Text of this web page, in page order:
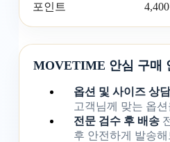
포인트
MOVETIME 안심 구매
옵션 및 사이즈 상
고객님께 맞는 옵
전문 검수 후 배송
후 안전하게 발송